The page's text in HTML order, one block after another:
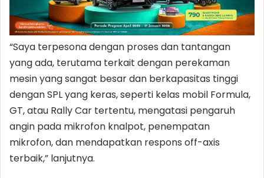
“Saya terpesona dengan proses dan tantangan
yang ada, terutama terkait dengan perekaman
mesin yang sangat besar dan berkapasitas tinggi
dengan SPL yang keras, seperti kelas mobil Formula,
GT, atau Rally Car tertentu, mengatasi pengaruh
angin pada mikrofon knalpot, penempatan
mikrofon, dan mendapatkan respons off-axis
terbaik,” lanjutnya.